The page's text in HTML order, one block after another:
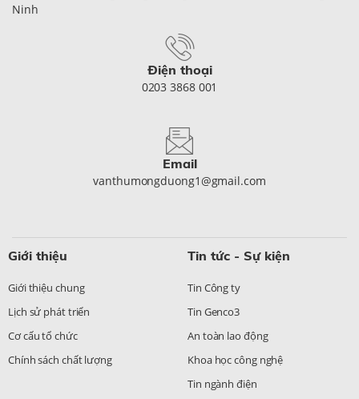
Ninh
Điện thoại
0203 3868 001
Email
vanthumongduong1@gmail.com
Giới thiệu
Giới thiệu chung
Lịch sử phát triển
Cơ cấu tổ chức
Chính sách chất lượng
Tin tức - Sự kiện
Tin Công ty
Tin Genco3
An toàn lao động
Khoa học công nghệ
Tin ngành điện